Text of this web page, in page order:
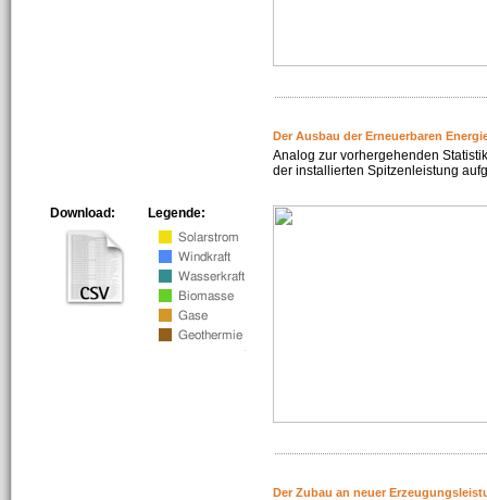
Der Ausbau der Erneuerbaren
Analog zur vorhergehenden
der installierten Spitzenleistung
Legende:
Download:
Der Zubau an neuer